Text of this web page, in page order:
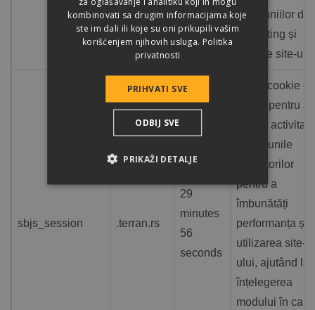
campaniilor de
marketing și
sursele site-
sbjs_session .terran.rs
29
minutes
56
seconds
Acest cookie
folosit pentru a
urmări
și sesiunile
utilizatorilor
pentru a
îmbunătăți
performanța și
utilizarea site-
ului, ajutând la
înțelegerea
modului în care
kombinovati sa drugim informacijama koje
ste im dali ili koje su oni prikupili vašim
korišćenjem njihovih usluga. Politika
privatnosti
PRIHVATI SVE
ODBIJ SVE
PRIKAŽI DETALJE